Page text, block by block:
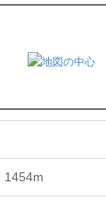
1454m